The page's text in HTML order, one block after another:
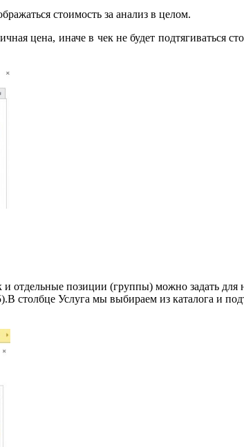
стоимость за анализ в целом.
цена, иначе в чек не будет подтягиваться
и отдельные позиции (группы) можно задать
столбце Услуга мы выбираем из каталога и